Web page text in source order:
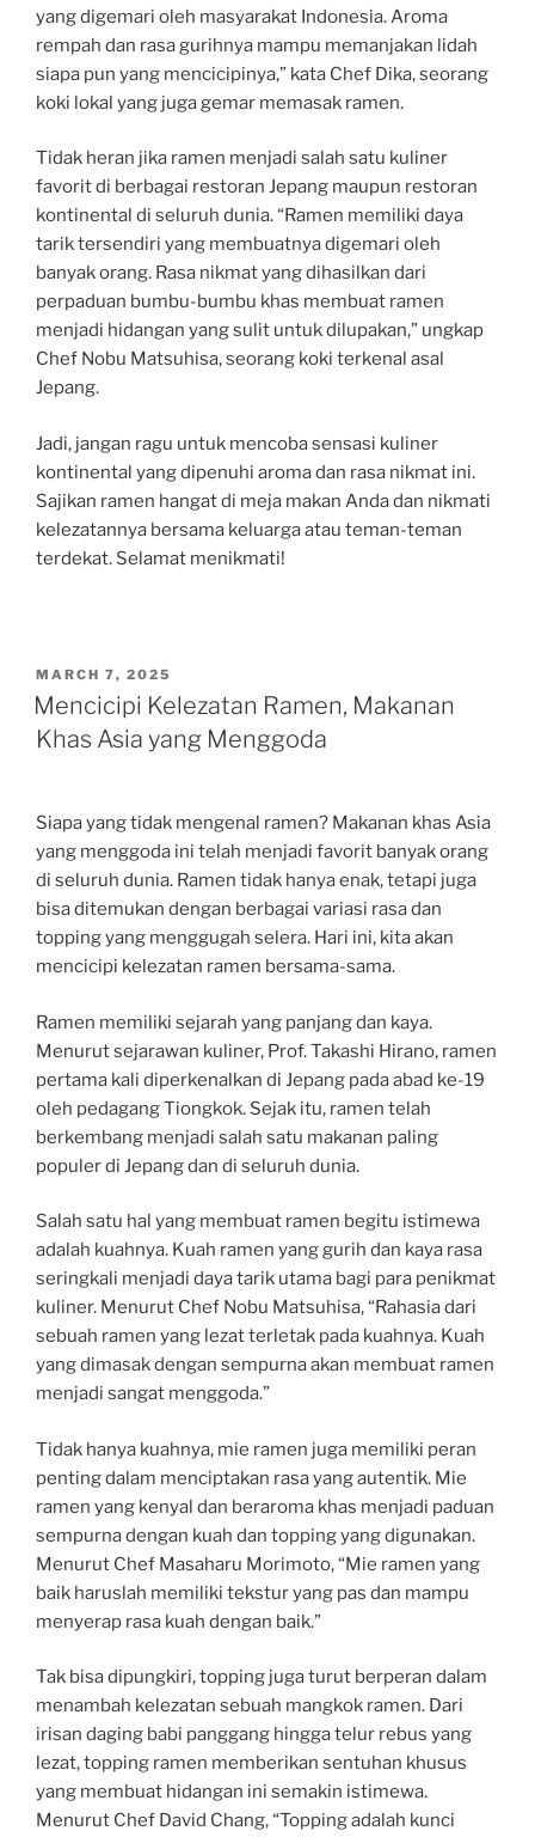
yang digemari oleh masyarakat Indonesia. Aroma
rempah dan rasa gurihnya mampu memanjakan lidah
siapa pun yang mencicipinya,” kata Chef Dika, seorang
koki lokal yang juga gemar memasak ramen.
Tidak heran jika ramen menjadi salah satu kuliner
favorit di berbagai restoran Jepang maupun restoran
kontinental di seluruh dunia. “Ramen memiliki daya
tarik tersendiri yang membuatnya digemari oleh
banyak orang. Rasa nikmat yang dihasilkan dari
perpaduan bumbu-bumbu khas membuat ramen
menjadi hidangan yang sulit untuk dilupakan,” ungkap
Chef Nobu Matsuhisa, seorang koki terkenal asal
Jepang.
Jadi, jangan ragu untuk mencoba sensasi kuliner
kontinental yang dipenuhi aroma dan rasa nikmat ini.
Sajikan ramen hangat di meja makan Anda dan nikmati
kelezatannya bersama keluarga atau teman-teman
terdekat. Selamat menikmati!
POSTED
ON
MARCH 7, 2025
Mencicipi Kelezatan Ramen, Makanan
Khas Asia yang Menggoda
Siapa yang tidak mengenal ramen? Makanan khas Asia
yang menggoda ini telah menjadi favorit banyak orang
di seluruh dunia. Ramen tidak hanya enak, tetapi juga
bisa ditemukan dengan berbagai variasi rasa dan
topping yang menggugah selera. Hari ini, kita akan
mencicipi kelezatan ramen bersama-sama.
Ramen memiliki sejarah yang panjang dan kaya.
Menurut sejarawan kuliner, Prof. Takashi Hirano, ramen
pertama kali diperkenalkan di Jepang pada abad ke-19
oleh pedagang Tiongkok. Sejak itu, ramen telah
berkembang menjadi salah satu makanan paling
populer di Jepang dan di seluruh dunia.
Salah satu hal yang membuat ramen begitu istimewa
adalah kuahnya. Kuah ramen yang gurih dan kaya rasa
seringkali menjadi daya tarik utama bagi para penikmat
kuliner. Menurut Chef Nobu Matsuhisa, “Rahasia dari
sebuah ramen yang lezat terletak pada kuahnya. Kuah
yang dimasak dengan sempurna akan membuat ramen
menjadi sangat menggoda.”
Tidak hanya kuahnya, mie ramen juga memiliki peran
penting dalam menciptakan rasa yang autentik. Mie
ramen yang kenyal dan beraroma khas menjadi paduan
sempurna dengan kuah dan topping yang digunakan.
Menurut Chef Masaharu Morimoto, “Mie ramen yang
baik haruslah memiliki tekstur yang pas dan mampu
menyerap rasa kuah dengan baik.”
Tak bisa dipungkiri, topping juga turut berperan dalam
menambah kelezatan sebuah mangkok ramen. Dari
irisan daging babi panggang hingga telur rebus yang
lezat, topping ramen memberikan sentuhan khusus
yang membuat hidangan ini semakin istimewa.
Menurut Chef David Chang, “Topping adalah kunci